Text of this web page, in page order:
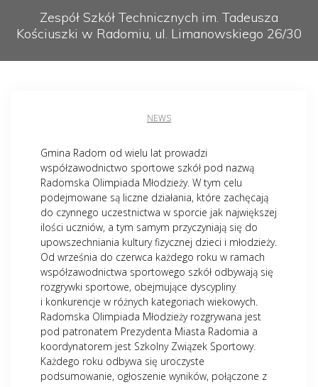
Zespół Szkół Technicznych im. Tadeusza
Kościuszki w Radomiu, ul. Limanowskiego 26/30
NEWS
Gmina Radom od wielu lat prowadzi
współzawodnictwo sportowe szkół pod nazwą
Radomska Olimpiada Młodzieży. W tym celu
podejmowane są liczne działania, które zachęcają
do czynnego uczestnictwa w sporcie jak największej
ilości uczniów, a tym samym przyczyniają się do
upowszechniania kultury fizycznej dzieci i młodzieży.
Od września do czerwca każdego roku w ramach
współzawodnictwa sportowego szkół odbywają się
rozgrywki sportowe, obejmujące dyscypliny
i konkurencje w różnych kategoriach wiekowych.
Radomska Olimpiada Młodzieży rozgrywana jest
pod patronatem Prezydenta Miasta Radomia a
koordynatorem jest Szkolny Związek Sportowy.
Każdego roku odbywa się uroczyste
podsumowanie, ogłoszenie wyników, połączone z